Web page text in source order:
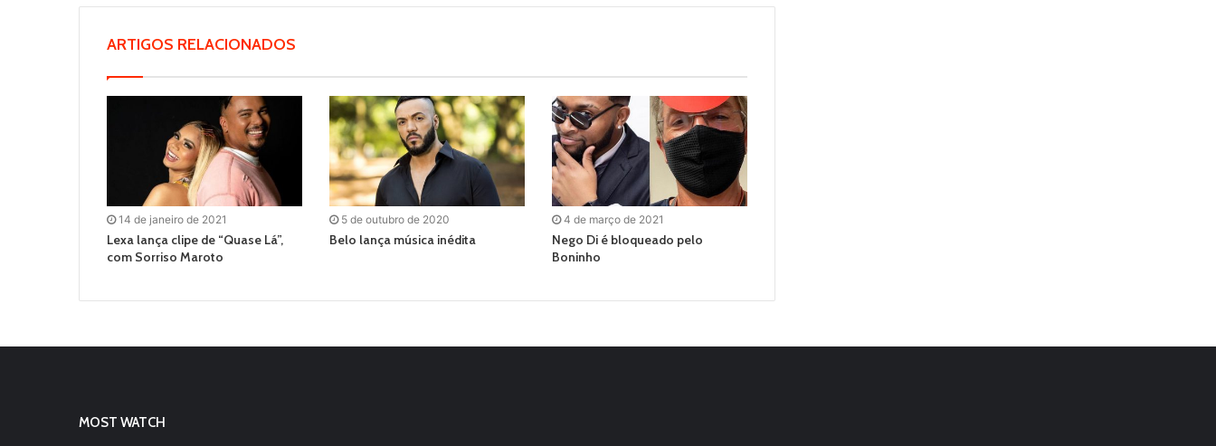
ARTIGOS RELACIONADOS
14 de janeiro de 2021
Lexa lança clipe de “Quase Lá”,
com Sorriso Maroto
5 de outubro de 2020
Belo lança música inédita
4 de março de 2021
Nego Di é bloqueado pelo
Boninho
MOST WATCH